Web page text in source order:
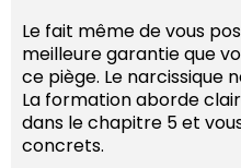
Le fait même de vous
meilleure garantie que
ce piège. Le narcissique
La formation aborde
dans le chapitre 5 et
concrets.